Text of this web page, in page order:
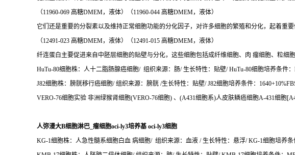
（11960-069 高糖DMEM，液体）（11960-044 高糖DMEM，液体）
它们还是重要的分裂素以及维持正常细胞功能的分化因子，对许多细胞的繁殖和分化，起着重要
（12491-023 高糖DMEM，液体）（12491-015 高糖DMEM，液体）
纤连蛋白主要促进来自中胚层细胞的贴壁与分化，这些细胞包括成纤维细胞、肉 瘤细胞、粒细
HuTu-80细胞株：人十二脂肠腺癌细胞/ 组织来源：肠/ 生长特性：贴壁/ HuTu-80细胞培养条件
J82细胞株：膀胱移行癌细胞/ 组织来源：膀胱 /生长特性：贴壁/ J82细胞培养条件：
VERO-76细胞实验 非洲绿猴肾细胞(VERO-76细胞) 、(A431细胞系)人皮肤鳞癌细胞A-431细胞
人弥漫大B细胞淋巴_瘤细胞oci-ly3培养基 oci-ly3细胞
KG-1细胞株：人急性髓系细胞白血 病细胞/ 组织来源：血液 / 生长特性：悬浮/ KG-1细胞培养条